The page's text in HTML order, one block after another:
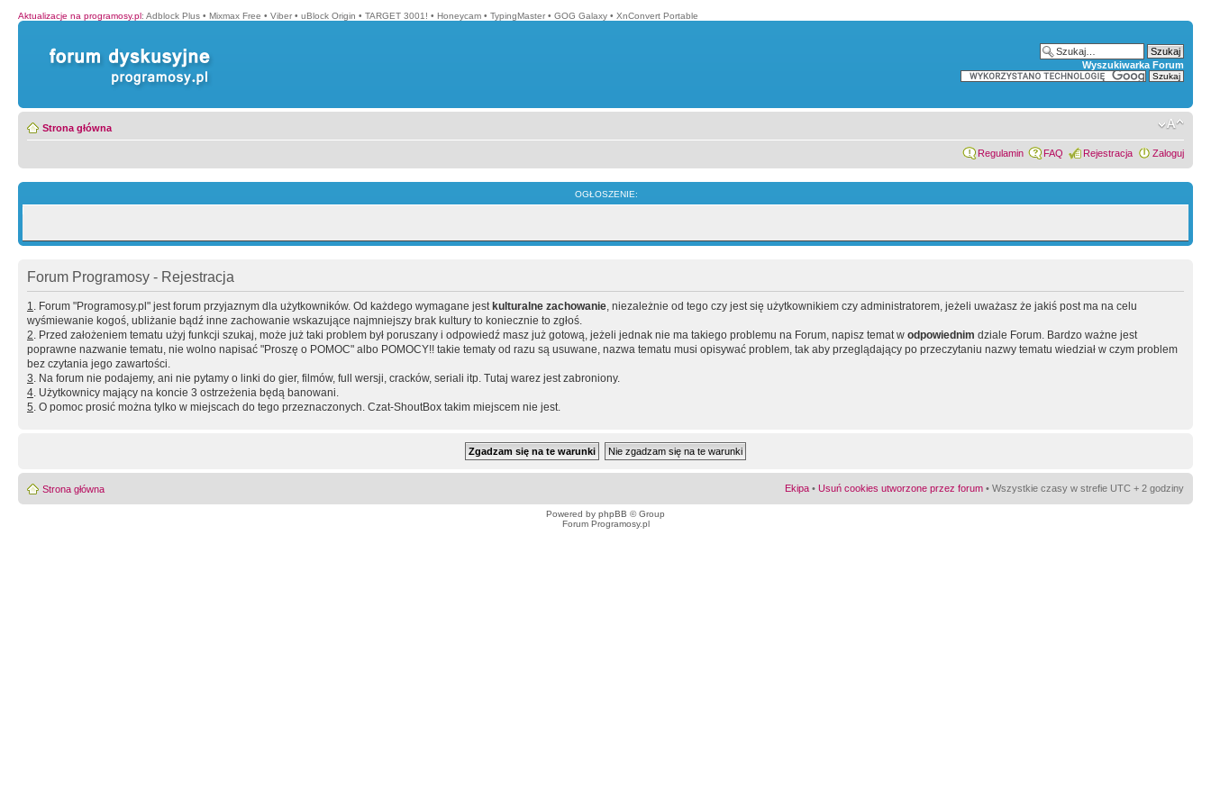
Aktualizacje na programosy.pl: Adblock Plus • Mixmax Free • Viber • uBlock Origin • TARGET 3001! • Honeycam • TypingMaster • GOG Galaxy • XnConvert Portable
Wyszukiwarka Forum
Strona główna
Regulamin FAQ Rejestracja Zaloguj
OGŁOSZENIE:
Forum Programosy - Rejestracja
1. Forum "Programosy.pl" jest forum przyjaznym dla użytkowników. Od każdego wymagane jest kulturalne zachowanie, niezależnie od tego czy jest się użytkownikiem czy administratorem, jeżeli uważasz że jakiś post ma na celu
wyśmiewanie kogoś, ubliżanie bądź inne zachowanie wskazujące najmniejszy brak kultury to koniecznie to zgłoś.
2. Przed założeniem tematu użyj funkcji szukaj, może już taki problem był poruszany i odpowiedź masz już gotową, jeżeli jednak nie ma takiego problemu na Forum, napisz temat w odpowiednim dziale Forum. Bardzo ważne jest
poprawne nazwanie tematu, nie wolno napisać "Proszę o POMOC" albo POMOCY!! takie tematy od razu są usuwane, nazwa tematu musi opisywać problem, tak aby przeglądający po przeczytaniu nazwy tematu wiedział w czym problem
bez czytania jego zawartości.
3. Na forum nie podajemy, ani nie pytamy o linki do gier, filmów, full wersji, cracków, seriali itp. Tutaj warez jest zabroniony.
4. Użytkownicy mający na koncie 3 ostrzeżenia będą banowani.
5. O pomoc prosić można tylko w miejscach do tego przeznaczonych. Czat-ShoutBox takim miejscem nie jest.
Strona główna Ekipa • Usuń cookies utworzone przez forum • Wszystkie czasy w strefie UTC + 2 godziny
Powered by phpBB © Group
Forum Programosy.pl